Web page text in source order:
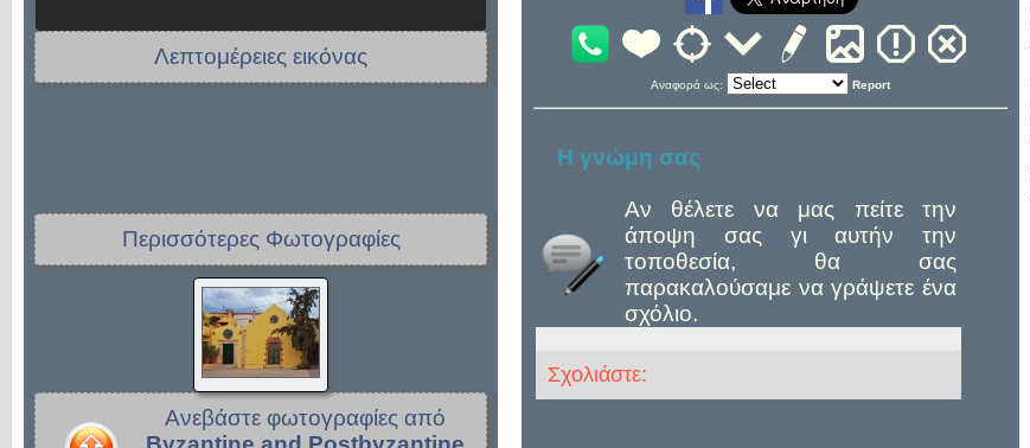
Λεπτομέρειες εικόνας
Περισσότερες Φωτογραφίες
Ανεβάστε φωτογραφίες από
Αναφορά ως: Report
Η γνώμη σας
Αν θέλετε να μας πείτε την
άποψη σας γι αυτήν την
τοποθεσία, θα σας
παρακαλούσαμε να γράψετε ένα
σχόλιο.
Σχολιάστε: